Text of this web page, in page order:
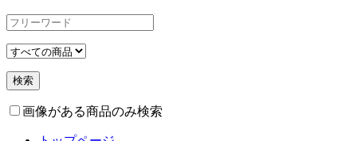
画像がある商品のみ検索